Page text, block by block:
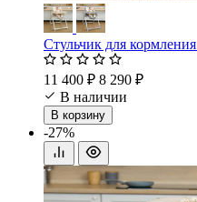
Стульчик для
11 400 ₽ 8 290 ₽
В наличии
В корзину
-27%